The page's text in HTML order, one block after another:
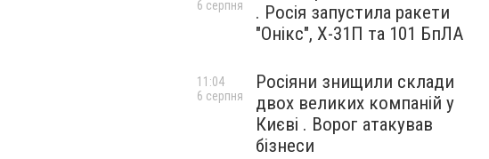
. Росія запустила ракети
"Онікс", Х-31П та 101 БпЛА
6 серпня
Росіяни знищили склади
двох великих компаній у
Києві . Ворог атакував
бізнеси
11:04
6 серпня